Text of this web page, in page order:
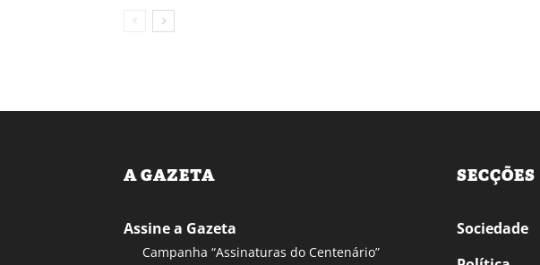
A GAZETA
Assine a Gazeta
Campanha “Assinaturas do Centenário”
SECÇÕES
Sociedade